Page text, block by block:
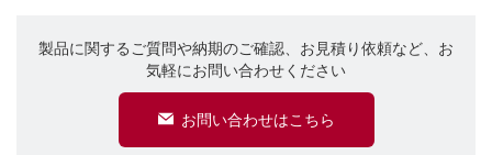
製品に関するご質問や納期のご確認、お見積り依頼など、お
気軽にお問い合わせください
お問い合わせはこちら